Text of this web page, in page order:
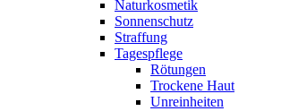
Naturkosmetik
Sonnenschutz
Straffung
Tagespflege
Rötungen
Trockene Haut
Unreinheiten